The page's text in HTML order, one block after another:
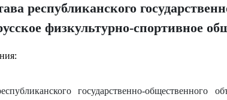
республиканского
физкультурно-спортивное
государственно-общественного